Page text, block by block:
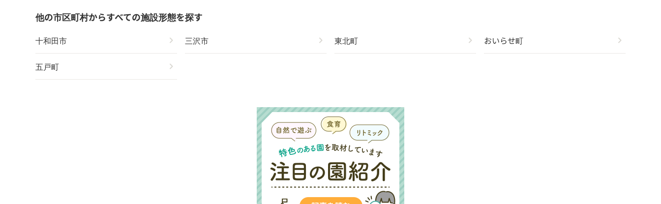
他の市区町村からすべての施設形態を探す
十和田市 chevron_right 三沢市 chevron_right 東北町 chevron_right おいらせ町 chevron_right
五戸町 chevron_right